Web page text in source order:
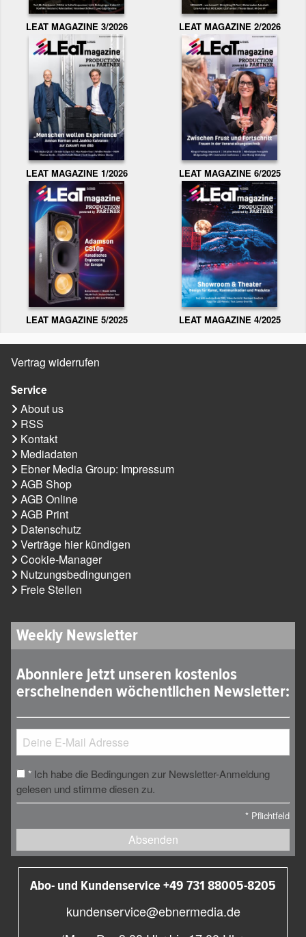
LEAT MAGAZINE 3/2026 LEAT MAGAZINE 2/2026
LEAT MAGAZINE 1/2026 LEAT MAGAZINE 6/2025
LEAT MAGAZINE 5/2025 LEAT MAGAZINE 4/2025
Vertrag widerrufen
Service
About us
RSS
Kontakt
Mediadaten
Ebner Media Group: Impressum
AGB Shop
AGB Online
AGB Print
Datenschutz
Verträge hier kündigen
Cookie-Manager
Nutzungsbedingungen
Freie Stellen
Weekly Newsletter
Abonniere jetzt unseren kostenlos
erscheinenden wöchentlichen Newsletter:
* Ich habe die Bedingungen zur Newsletter-Anmeldung
gelesen und stimme diesen zu.
* Pflichtfeld
Absenden
Abo- und Kundenservice +49 731 88005-8205
kundenservice@ebnermedia.de